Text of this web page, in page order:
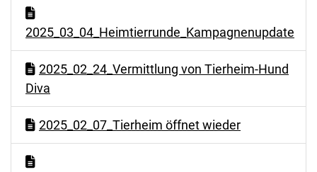
2025_03_04_Heimtierrunde_Kampagnenupdate
2025_02_24_Vermittlung von Tierheim-Hund
Diva
2025_02_07_Tierheim öffnet wieder